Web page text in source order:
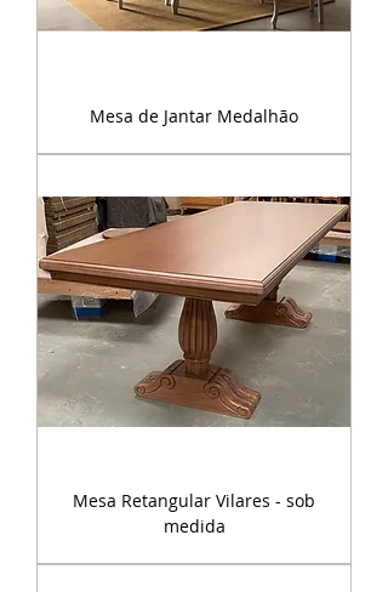
Mesa de Jantar Medalhão
Mesa Retangular Vilares - sob
medida